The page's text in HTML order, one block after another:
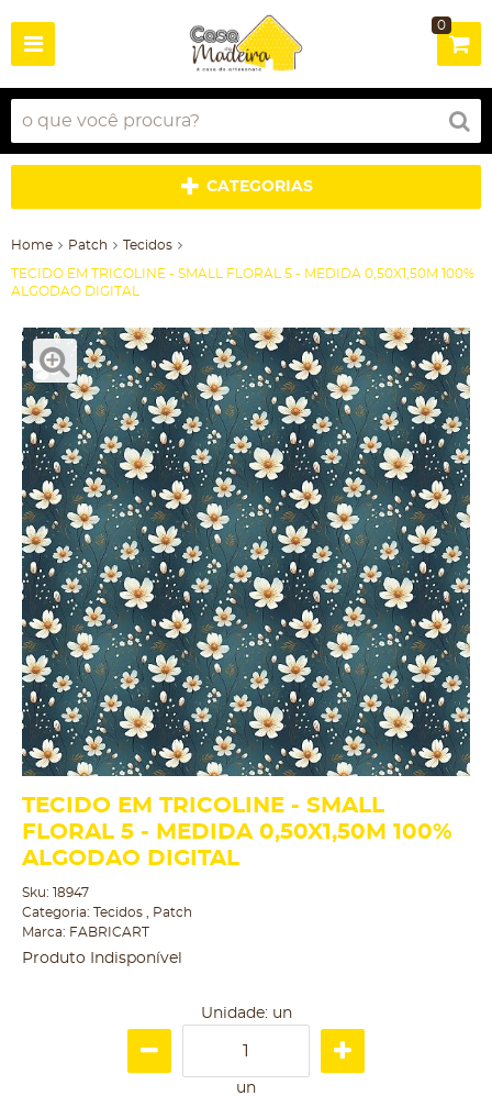
0
CATEGORIAS
Home Patch Tecidos
TECIDO EM TRICOLINE - SMALL FLORAL 5 - MEDIDA 0,50X1,50M 100%
ALGODAO DIGITAL
TECIDO EM TRICOLINE - SMALL
FLORAL 5 - MEDIDA 0,50X1,50M 100%
ALGODAO DIGITAL
Sku: 18947
Categoria: Tecidos
Patch
Marca: FABRICART
Produto Indisponível
Unidade: un
un